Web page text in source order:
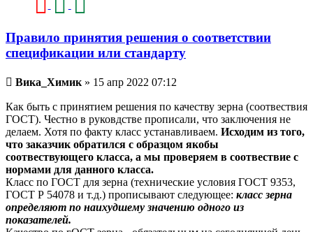
Правило принятия решения о соответствии
спецификации или стандарту
Непрочитанное
сообщение
Вика_Химик » 15 апр 2022 07:12
Как быть с принятием решения по качеству зерна (соотвествия
ГОСТ). Честно в руковдстве прописали, что заключения не
делаем. Хотя по факту класс устанавливаем. Исходим из того,
что заказчик обратился с образцом якобы
соотвествующего класса, а мы проверяем в соотвествие с
нормами для данного класса.
Класс по ГОСТ для зерна (технические условия ГОСТ 9353,
ГОСТ Р 54078 и т.д.) прописывают следующее: класс зерна
определяют по наихудшему значению одного из
показателей.